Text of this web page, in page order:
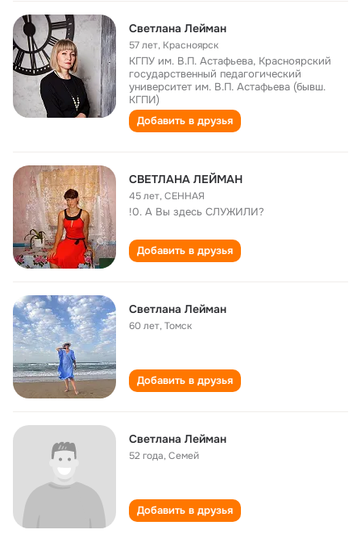
Светлана Лейман
57 лет, Красноярск
КГПУ им. В.П. Астафьева, Красноярский
государственный педагогический
университет им. В.П. Астафьева (бывш.
КГПИ)
Добавить в друзья
СВЕТЛАНА ЛЕЙМАН
45 лет,СЕННАЯ
!0. A Bы здесь СЛУЖИЛИ?
Добавить в друзья
Светлана Лейман
60 лет,Томск
Добавить в друзья
Светлана Лейман
52 года,Семей
Добавить в друзья